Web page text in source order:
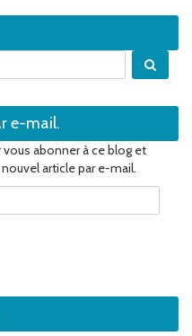
e-mail.
abonner à ce blog et
article par e-mail.